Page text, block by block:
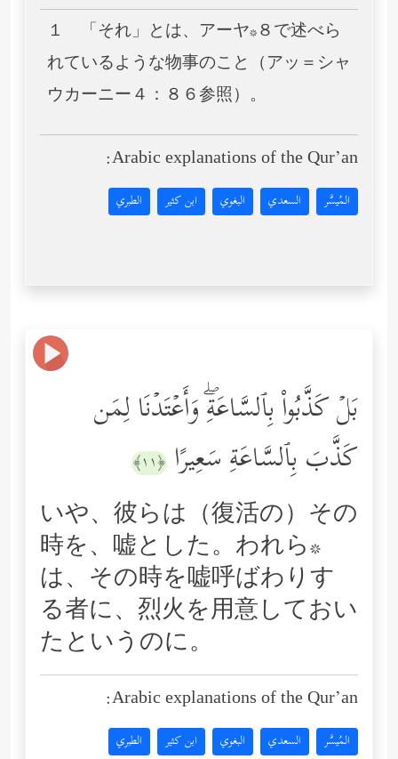
１ 「それ」とは、アーヤ*８で述べら
れているような物事のこと（アッ＝シャ
ウカーニー４：８６参照）。
Arabic explanations of the Qur’an:
المُيسَّر السعدي البغوي ابن كثير الطبري
بَلۡ كَذَّبُواْ بِٱلسَّاعَةِۖ وَأَعۡتَدۡنَا لِمَن
كَذَّبَ بِٱلسَّاعَةِ سَعِیرًا ﴿١١﴾
いや、彼らは（復活の）その
時を、嘘とした。われら*
は、その時を嘘呼ばわりす
る者に、烈火を用意しておい
たというのに。
Arabic explanations of the Qur’an:
المُيسَّر السعدي البغوي ابن كثير الطبري